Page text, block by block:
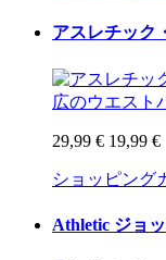
アスレチック
29,99 € 19,99 €
ショッピング
Athletic ジョ